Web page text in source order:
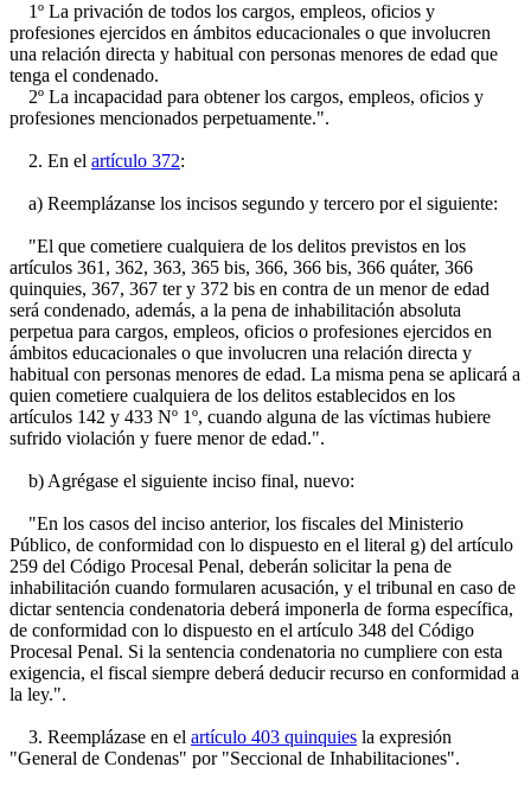
1º La privación de todos los cargos, empleos, oficios y
profesiones ejercidos en ámbitos educacionales o que involucren
una relación directa y habitual con personas menores de edad que
tenga el condenado.
2º La incapacidad para obtener los cargos, empleos, oficios y
profesiones mencionados perpetuamente.".
2. En el artículo 372:
a) Reemplázanse los incisos segundo y tercero por el siguiente:
"El que cometiere cualquiera de los delitos previstos en los
artículos 361, 362, 363, 365 bis, 366, 366 bis, 366 quáter, 366
quinquies, 367, 367 ter y 372 bis en contra de un menor de edad
será condenado, además, a la pena de inhabilitación absoluta
perpetua para cargos, empleos, oficios o profesiones ejercidos en
ámbitos educacionales o que involucren una relación directa y
habitual con personas menores de edad. La misma pena se aplicará a
quien cometiere cualquiera de los delitos establecidos en los
artículos 142 y 433 Nº 1º, cuando alguna de las víctimas hubiere
sufrido violación y fuere menor de edad.".
b) Agrégase el siguiente inciso final, nuevo:
"En los casos del inciso anterior, los fiscales del Ministerio
Público, de conformidad con lo dispuesto en el literal g) del artículo
259 del Código Procesal Penal, deberán solicitar la pena de
inhabilitación cuando formularen acusación, y el tribunal en caso de
dictar sentencia condenatoria deberá imponerla de forma específica,
de conformidad con lo dispuesto en el artículo 348 del Código
Procesal Penal. Si la sentencia condenatoria no cumpliere con esta
exigencia, el fiscal siempre deberá deducir recurso en conformidad a
la ley.".
3. Reemplázase en el artículo 403 quinquies la expresión
"General de Condenas" por "Seccional de Inhabilitaciones".